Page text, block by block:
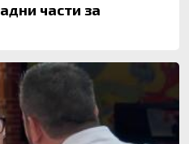
части за